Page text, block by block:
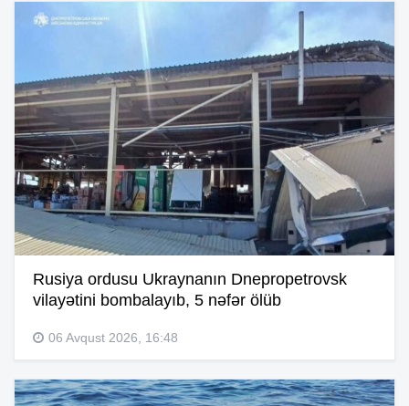
Rusiya ordusu Ukraynanın Dnepropetrovsk
vilayətini bombalayıb, 5 nəfər ölüb
06 Avqust 2026, 16:48